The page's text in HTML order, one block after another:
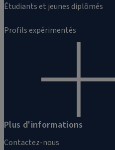
Étudiants et jeunes diplômés
Profils expérimentés
Plus d'informations
Contactez-nous